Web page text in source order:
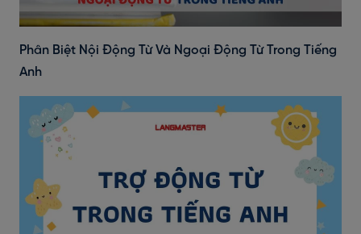
Phân Biệt Nội Động Từ Và Ngoại Động Từ Trong Tiếng
Anh